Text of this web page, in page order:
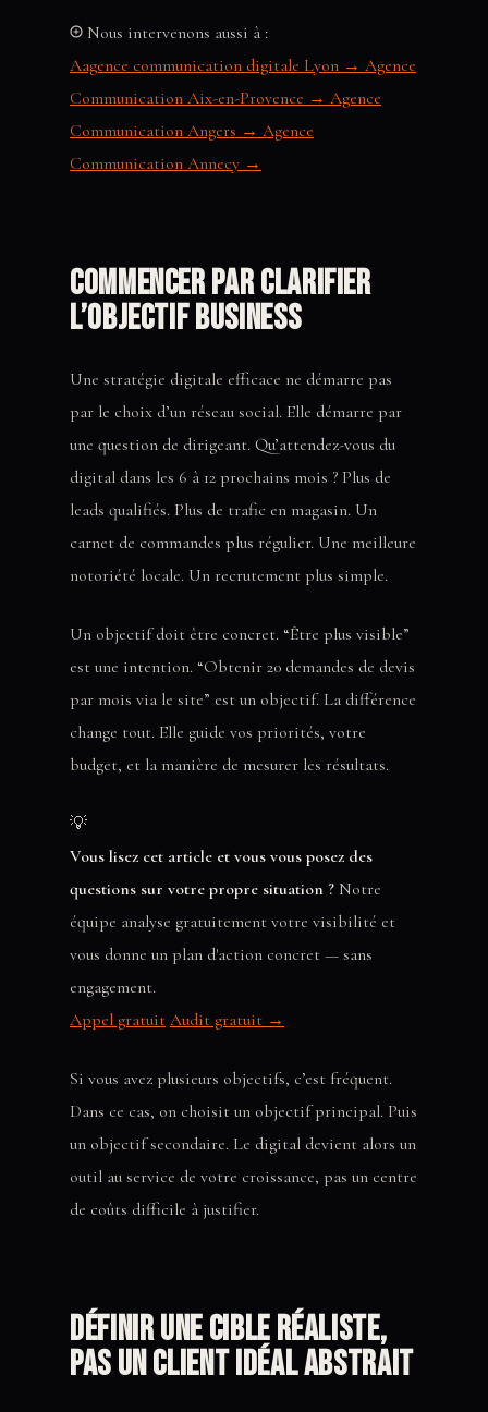
Nous intervenons aussi à :
Aagence communication digitale Lyon → Agence
Communication Aix-en-Provence → Agence
Communication Angers → Agence
Communication Annecy →
Commencer par clarifier
l’objectif business
Une stratégie digitale efficace ne démarre pas
par le choix d’un réseau social. Elle démarre par
une question de dirigeant. Qu’attendez-vous du
digital dans les 6 à 12 prochains mois ? Plus de
leads qualifiés. Plus de trafic en magasin. Un
carnet de commandes plus régulier. Une meilleure
notoriété locale. Un recrutement plus simple.
Un objectif doit être concret. “Être plus visible”
est une intention. “Obtenir 20 demandes de devis
par mois via le site” est un objectif. La différence
change tout. Elle guide vos priorités, votre
budget, et la manière de mesurer les résultats.
💡
Vous lisez cet article et vous vous posez des
questions sur votre propre situation ? Notre
équipe analyse gratuitement votre visibilité et
vous donne un plan d'action concret — sans
engagement.
Appel gratuit Audit gratuit →
Si vous avez plusieurs objectifs, c’est fréquent.
Dans ce cas, on choisit un objectif principal. Puis
un objectif secondaire. Le digital devient alors un
outil au service de votre croissance, pas un centre
de coûts difficile à justifier.
Définir une cible réaliste,
pas un client idéal abstrait